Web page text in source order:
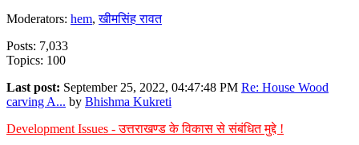
Moderators: hem,खीमसिंह रावत
Posts: 7,033
Topics: 100
Last post: September 25, 2022, 04:47:48 PM Re: House Wood
carving A... by Bhishma Kukreti
Development Issues - उत्तराखण्ड के विकास से संबंधित मुद्दे !